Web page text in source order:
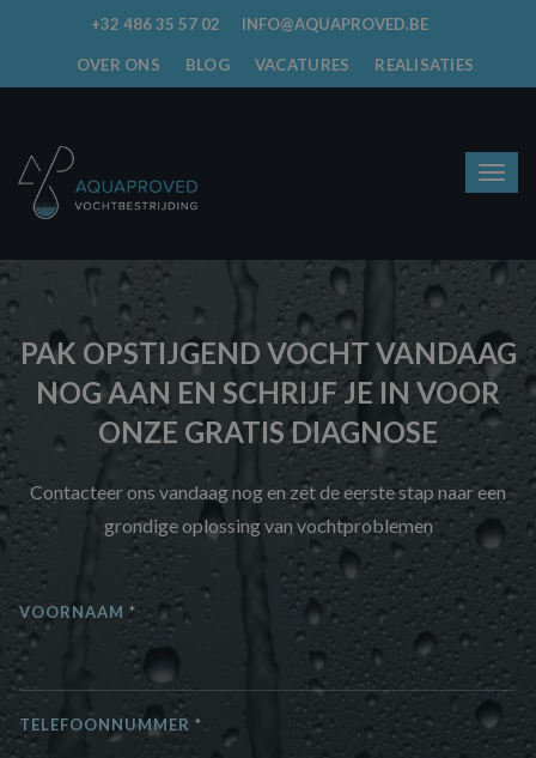
+32 486 35 57 02 INFO@AQUAPROVED.BE
OVER ONS BLOG VACATURES REALISATIES
PAK OPSTIJGEND VOCHT VANDAAG
NOG AAN EN SCHRIJF JE IN VOOR
ONZE GRATIS DIAGNOSE
Contacteer ons vandaag nog en zet de eerste stap naar een
grondige oplossing van vochtproblemen
VOORNAAM *
TELEFOONNUMMER *